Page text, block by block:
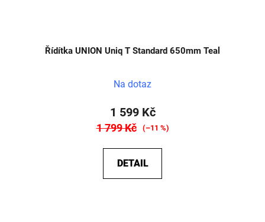
Řídítka UNION Uniq T Standard 650mm Teal
Na dotaz
1 599 Kč
1 799 Kč (–11 %)
DETAIL